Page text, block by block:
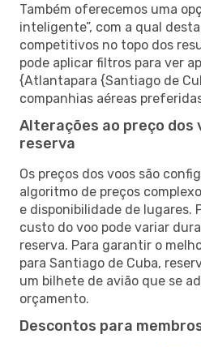
Também oferecemos uma
inteligente”, com a qual
competitivos no topo dos
pode aplicar filtros para ver
{Atlantapara {Santiago de
companhias aéreas
Alterações ao preço dos
reserva
Os preços dos voos são
algoritmo de preços
e disponibilidade de lugares.
custo do voo pode variar
reserva. Para garantir o
para Santiago de Cuba,
um bilhete de avião que se
orçamento.
Descontos para